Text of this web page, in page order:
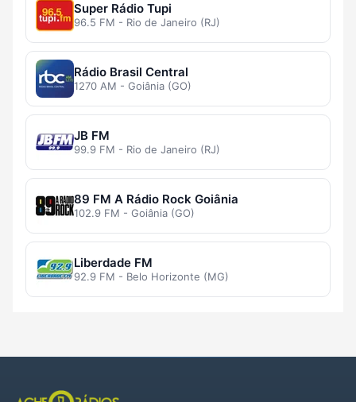
Super Rádio Tupi
96.5 FM - Rio de Janeiro (RJ)
Rádio Brasil Central
1270 AM - Goiânia (GO)
JB FM
99.9 FM - Rio de Janeiro (RJ)
89 FM A Rádio Rock Goiânia
102.9 FM - Goiânia (GO)
Liberdade FM
92.9 FM - Belo Horizonte (MG)